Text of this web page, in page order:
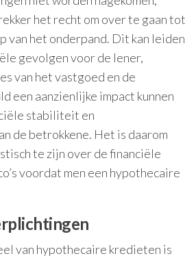
het recht om over te gaan tot
van het onderpand. Dit kan leiden
gevolgen voor de lener,
van het vastgoed en de
een aanzienlijke impact kunnen
stabiliteit en
de betrokkene. Het is daarom
te zijn over de financiële
voordat men een hypothecaire
van hypothecaire kredieten is